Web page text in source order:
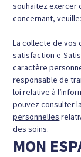
souhaitez exercer
concernant,
La collecte de vos
satisfaction e-
caractère
responsable de
loi relative à
pouvez consulter
personnelles
des soins.
MON